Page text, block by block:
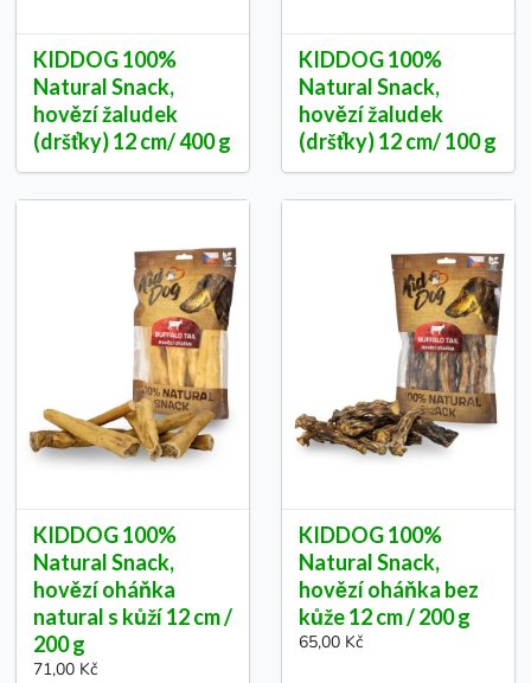
KIDDOG 100%
Natural Snack,
hovězí žaludek
(dršťky) 12 cm/ 400 g
KIDDOG 100%
Natural Snack,
hovězí žaludek
(dršťky) 12 cm/ 100 g
KIDDOG 100%
Natural Snack,
hovězí oháňka
natural s kůží 12 cm /
200 g
71,00 Kč
KIDDOG 100%
Natural Snack,
hovězí oháňka bez
kůže 12 cm / 200 g
65,00 Kč